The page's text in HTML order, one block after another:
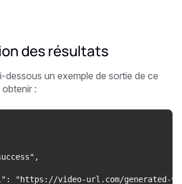
des résultats
dessous un exemple de sortie de ce
:
"https://video-url.com/generated-